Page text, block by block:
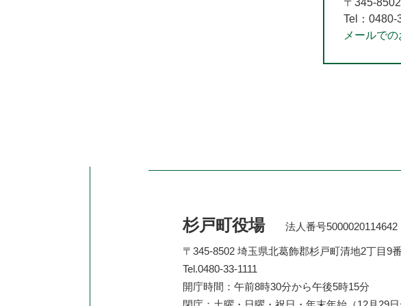
〒345-8502
Tel：0480-
メールで
杉戸町役場 法人番号5000020114642
〒345-8502 埼玉県北葛飾郡杉戸町清地2丁目9
Tel.0480-33-1111
開庁時間：午前8時30分から午後5時15分